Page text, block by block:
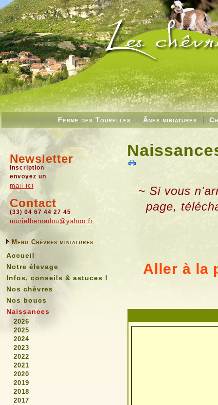
Ferme des Tourelles Ânes miniatures
Newsletter
inscription
envoyez un
mail ici
Contact
(33) 04 67 44 27 45
murielbernadou@yahoo.fr
Menu Chèvres miniatures
Accueil
Notre élevage
Infos, conseils & astuces !
Nos chèvres
Nos boucs
Naissances
2026
2025
2024
2023
2022
2021
2020
2019
2018
2017
~ Si vous
page,
Aller à la